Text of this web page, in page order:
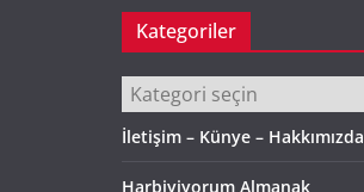
Kategoriler
Kategoriler
İletişim – Künye – Hakkımızda
Harbiyiyorum Almanak